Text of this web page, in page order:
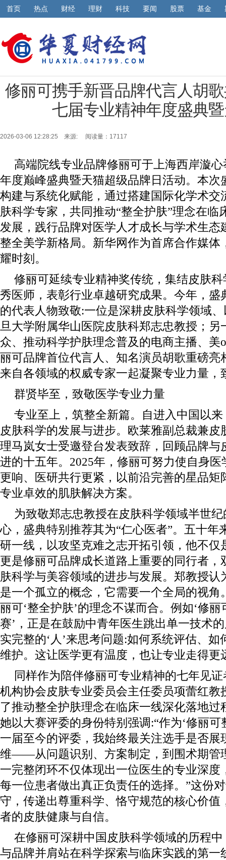
首页 热点 财经 理财 科技 要闻 股票 基金
修丽可携手新晋品牌代言人胡
七届专业精神年度盛典
2026-03-06 12:28:25 来源: 阅读量：17117
高端院线专业品牌修丽可于上海西岸漩
年度巅峰盛典暨天猫超级品牌日活动。本次
构建与系统化赋能，通过搭建国际化学术交
肤科学专家，共同推动“整全护肤”理念在临
发展，践行品牌对医学人才成长与学术生态
整全美学新格局。新华网作为首席合作媒体
耀时刻。
修丽可延续专业精神奖传统，集结皮肤
秀医师，表彰行业卓越研究成果。今年，盛
的代表人物致敬:一位是深耕皮肤科学领域
旦大学附属华山医院皮肤科郑志忠教授；另
众、推动科学护肤理念普及的电商主播、美
丽可品牌首位代言人、知名演员胡歌重磅亮
来自各领域的权威专家一起凝聚专业力量，
群贤毕至，致敬医学专业力量
专业至上，筑整全新篇。自进入中国以
皮肤科学的发展与进步。欧莱雅副总裁兼皮
理马岚女士受邀登台发表致辞，回顾品牌与
进的十五年。2025年，修丽可努力使自身
更响、医研共行更紧，以前沿完善的星品矩
专业卓效的肌肤解决方案。
为致敬郑志忠教授在皮肤科学领域半世
心，盛典特别推荐其为“仁心医者”。五十年
研一线，以攻坚克难之志开拓引领，他不仅
更是修丽可品牌成长道路上重要的同行者，
肤科学与美容领域的进步与发展。郑教授认
是一个孤立的概念，它需要一个全局的视角
丽可‘整全护肤’的理念不谋而合。例如‘修
赛’，正是在鼓励中青年医生跳出单一技术
实完整的‘人’来思考问题:如何系统评估、
维护。这让医学更有温度，也让专业走得更
同样作为陪伴修丽可专业精神的七年见
机构协会皮肤专业委员会主任委员项蕾红教
了推动整全护肤理念在临床一线深化落地过
她以大赛评委的身份特别强调:“作为‘修丽可
一届至今的评委，我始终最关注选手是否展
维——从问题识别、方案制定，到围术期管
一完整闭环不仅体现出一位医生的专业深度
每一位患者做出真正负责任的选择。”这份
守，传递出尊重科学、恪守规范的核心价值
者的皮肤健康与自信。
在修丽可深耕中国皮肤科学领域的历程
与品牌并肩站在科学探索与临床实践的第一